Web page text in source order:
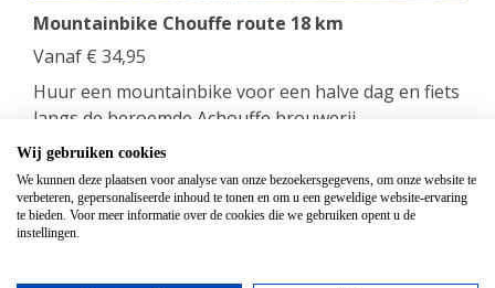
Mountainbike Chouffe route 18 km
Vanaf € 34,95
Huur een mountainbike voor een halve dag en fiets
langs de beroemde Achouffe brouwerij.
bekijken
Top hotels
Wij gebruiken cookies
We kunnen deze plaatsen voor analyse van onze bezoekersgegevens, om onze website te
verbeteren, gepersonaliseerde inhoud te tonen en om u een geweldige website-ervaring
te bieden. Voor meer informatie over de cookies die we gebruiken opent u de
instellingen.